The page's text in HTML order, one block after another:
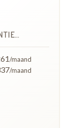
/maand
/maand